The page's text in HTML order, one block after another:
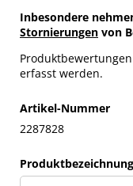
Inbesondere
Stornierungen von
erfasst werden.
Artikel-Nummer
2287828
Produktbezeichnung